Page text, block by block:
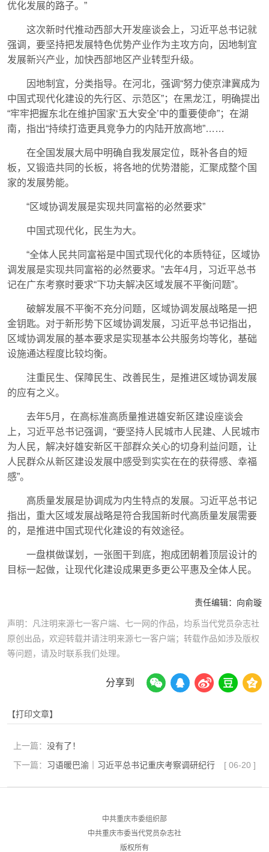
优化发展的路子。”
这次新时代推动西部大开发座谈会上，习近平总书记就
强调，要坚持把发展特色优势产业作为主攻方向，因地制宜
发展新兴产业，加快西部地区产业转型升级。
因地制宜，分类指导。在河北，强调“努力使京津冀成为
中国式现代化建设的先行区、示范区”；在黑龙江，明确提出
“牢牢把握东北在维护国家‘五大安全’中的重要使命”；在湖
南，指出“持续打造更具竞争力的内陆开放高地”……
在全国发展大局中明确自我发展定位，既补各自的短
板，又锻造共同的长板，将各地的优势潜能，汇聚成整个国
家的发展势能。
“区域协调发展是实现共同富裕的必然要求”
中国式现代化，民生为大。
“全体人民共同富裕是中国式现代化的本质特征，区域协
调发展是实现共同富裕的必然要求。”去年4月，习近平总书
记在广东考察时要求“下功夫解决区域发展不平衡问题”。
破解发展不平衡不充分问题，区域协调发展战略是一把
金钥匙。对于新形势下区域协调发展，习近平总书记指出，
区域协调发展的基本要求是实现基本公共服务均等化，基础
设施通达程度比较均衡。
注重民生、保障民生、改善民生，是推进区域协调发展
的应有之义。
去年5月，在高标准高质量推进雄安新区建设座谈会
上，习近平总书记强调，“要坚持人民城市人民建、人民城市
为人民，解决好雄安新区干部群众关心的切身利益问题，让
人民群众从新区建设发展中感受到实实在在的获得感、幸福
感”。
高质量发展是协调成为内生特点的发展。习近平总书记
指出，重大区域发展战略是符合我国新时代高质量发展需要
的，是推进中国式现代化建设的有效途径。
一盘棋做谋划，一张图干到底，抱成团朝着顶层设计的
目标一起做，让现代化建设成果更多更公平惠及全体人民。
责任编辑： 向俞璇
声明：凡注明来源七一客户端、七一网的作品，均系当代党员杂志社
原创出品，欢迎转载并请注明来源七一客户端；转载作品如涉及版权
等问题，请及时联系我们处理。
分享到
【打印文章】
上一篇： 没有了！
下一篇： 习语暖巴渝｜习近平总书记重庆考察调研纪行 [ 06-20 ]
中共重庆市委组织部
中共重庆市委当代党员杂志社
版权所有